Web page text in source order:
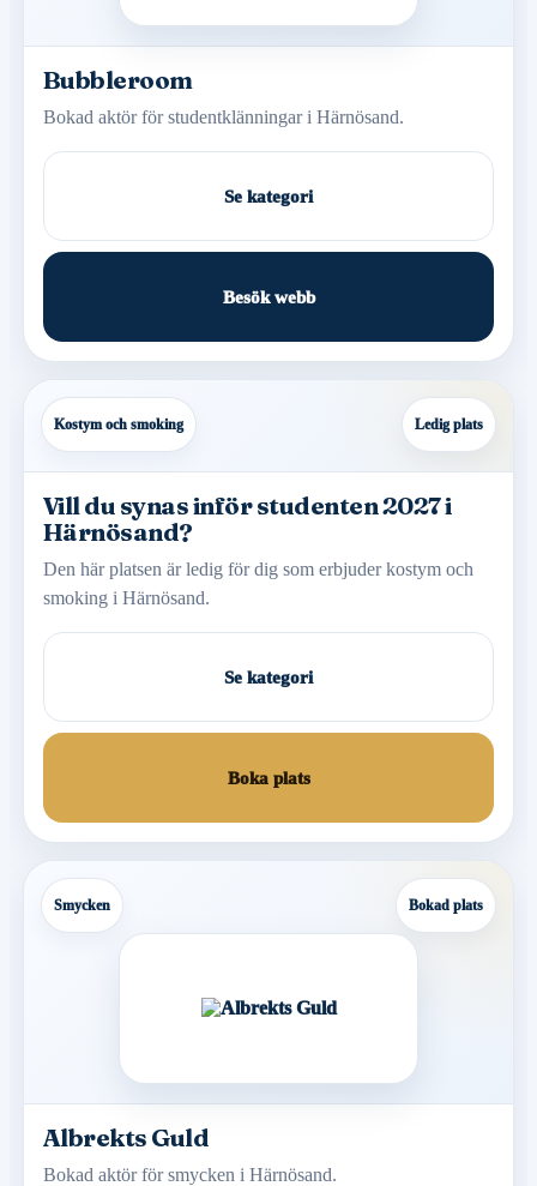
Bubbleroom
Bokad aktör för studentklänningar i Härnösand.
Se kategori
Besök webb
Kostym och smoking Ledig plats
Vill du synas inför studenten 2027 i
Härnösand?
Den här platsen är ledig för dig som erbjuder kostym och
smoking i Härnösand.
Se kategori
Boka plats
Smycken Bokad plats
Albrekts Guld
Bokad aktör för smycken i Härnösand.